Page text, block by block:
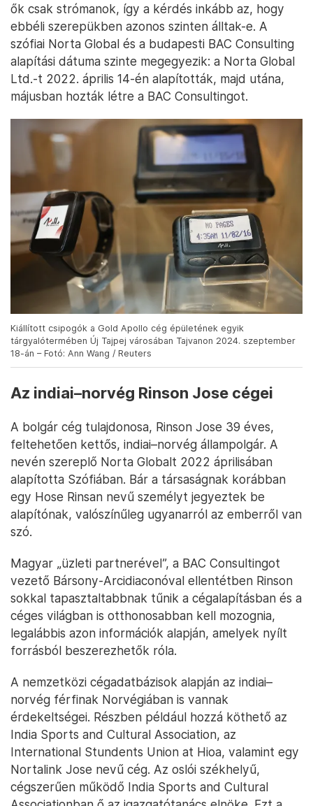
ők csak strómanok, így a kérdés inkább az, hogy
ebbéli szerepükben azonos szinten álltak-e. A
szófiai Norta Global és a budapesti BAC Consulting
alapítási dátuma szinte megegyezik: a Norta Global
Ltd.-t 2022. április 14-én alapították, majd utána,
májusban hozták létre a BAC Consultingot.
Kiállított csipogók a Gold Apollo cég épületének egyik
tárgyalótermében Új Tajpej városában Tajvanon 2024. szeptember
18-án – Fotó: Ann Wang / Reuters
Az indiai–norvég Rinson Jose cégei
A bolgár cég tulajdonosa, Rinson Jose 39 éves,
feltehetően kettős, indiai–norvég állampolgár. A
nevén szereplő Norta Globalt 2022 áprilisában
alapította Szófiában. Bár a társaságnak korábban
egy Hose Rinsan nevű személyt jegyeztek be
alapítónak, valószínűleg ugyanarról az emberről van
szó.
Magyar „üzleti partnerével”, a BAC Consultingot
vezető Bársony-Arcidiaconóval ellentétben Rinson
sokkal tapasztaltabbnak tűnik a cégalapításban és a
céges világban is otthonosabban kell mozognia,
legalábbis azon információk alapján, amelyek nyílt
forrásból beszerezhetők róla.
A nemzetközi cégadatbázisok alapján az indiai–
norvég férfinak Norvégiában is vannak
érdekeltségei. Részben például hozzá köthető az
India Sports and Cultural Association, az
International Stundents Union at Hioa, valamint egy
Nortalink Jose nevű cég. Az oslói székhelyű,
cégszerűen működő India Sports and Cultural